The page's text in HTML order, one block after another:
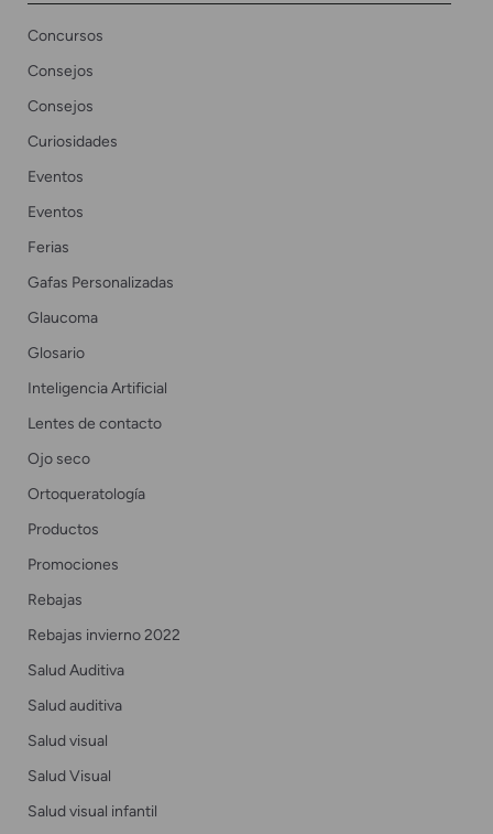
Concursos
Consejos
Consejos
Curiosidades
Eventos
Eventos
Ferias
Gafas Personalizadas
Glaucoma
Glosario
Inteligencia Artificial
Lentes de contacto
Ojo seco
Ortoqueratología
Productos
Promociones
Rebajas
Rebajas invierno 2022
Salud Auditiva
Salud auditiva
Salud visual
Salud Visual
Salud visual infantil